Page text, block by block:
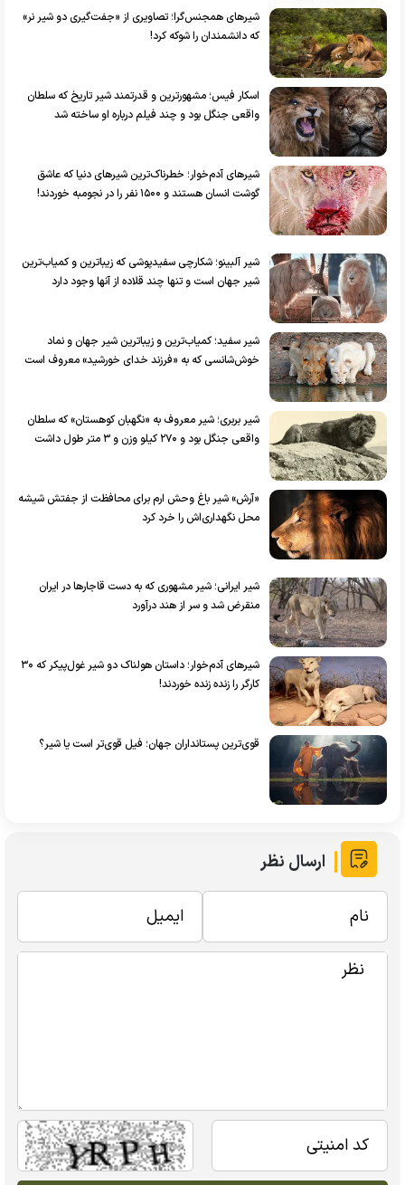
شیر‌های همجنس‌گرا؛ تصاویری از «جفت‌گیری دو شیر نر»
که دانشمندان را شوکه کرد!
اسکار فیس؛ مشهورترین و قدرتمند شیر تاریخ که سلطان
واقعی جنگل بود و چند فیلم درباره او ساخته شد
شیرهای آدم‌خوار؛ خطرناک‌ترین شیرهای دنیا که عاشق
گوشت انسان هستند و ۱۵۰۰ نفر را در نجومبه خوردند!
شیر آلبینو؛ شکارچی سفیدپوشی که زیباترین و کمیاب‌ترین
شیر جهان است و تنها چند قلاده از آنها وجود دارد
شیر سفید؛ کمیاب‌ترین و زیباترین شیر جهان و نماد
خوش‌شانسی که به «فرزند خدای خورشید» معروف است
شیر بربری؛ شیر معروف به «نگهبان کوهستان» که سلطان
واقعی جنگل بود و ۲۷۰ کیلو وزن و ۳ متر طول داشت
«آرش» شیر باغ وحش ارم برای محافظت از جفتش شیشه
محل نگهداری‌اش را خرد کرد
شیر ایرانی؛ شیر مشهوری که به دست قاجارها در ایران
منقرض شد و سر از هند درآورد
شیر‌های آدم‌خوار؛ داستان هولناک دو شیر غول‌پیکر که ۳۰
کارگر را زنده زنده خوردند!
قوی‌ترین پستانداران جهان‌؛ فیل قوی‌تر است یا شیر؟
ارسال نظر